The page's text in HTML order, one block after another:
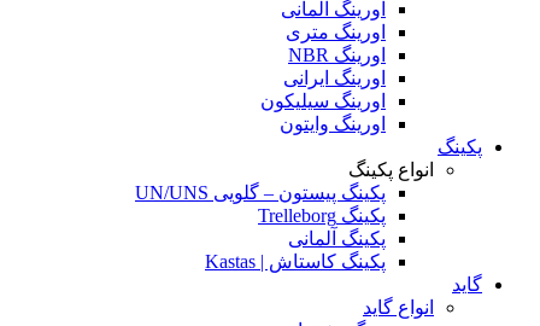
اورینگ آلمانی
اورینگ متری
اورینگ NBR
اورینگ ایرانی
اورینگ سیلیکون
اورینگ وایتون
پکینگ
انواع پکینگ
پکینگ پیستون – گلویی UN/UNS
پکینگ Trelleborg
پکینگ آلمانی
پکینگ کاستاش | Kastas
گاید
انواع گاید